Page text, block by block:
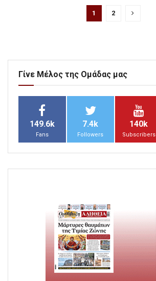
1 2
Γίνε Μέλος της Ομάδας μας
149.6k
Fans
7.4k
Followers
140k
Subscribers